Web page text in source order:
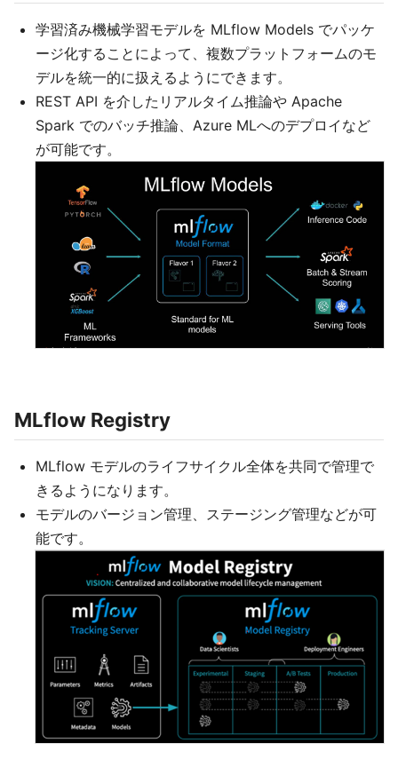
学習済み機械学習モデルを MLflow Models でパッケ
ージ化することによって、複数プラットフォームのモ
デルを統一的に扱えるようにできます。
REST API を介したリアルタイム推論や Apache
Spark でのバッチ推論、Azure MLへのデプロイなど
が可能です。
MLflow Registry
MLflow モデルのライフサイクル全体を共同で管理で
きるようになります。
モデルのバージョン管理、ステージング管理などが可
能です。